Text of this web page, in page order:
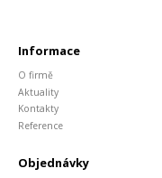
Informace
O firmě
Aktuality
Kontakty
Reference
Objednávky